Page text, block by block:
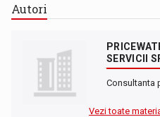
Autori
SERVICII
Consultanta
Vezi toate